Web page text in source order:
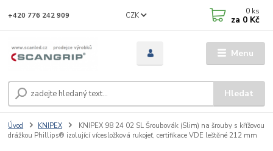
Menu
CZK
Hledat
+420 776 242 909 0 ks
za 0 Kč
Úvod KNIPEX
KNIPEX 98 24 02 SL Šroubovák (Slim) na šrouby s křížovou
drážkou Phillips® izolující vícesložková rukojeť, certifikace VDE leštěné 212 mm